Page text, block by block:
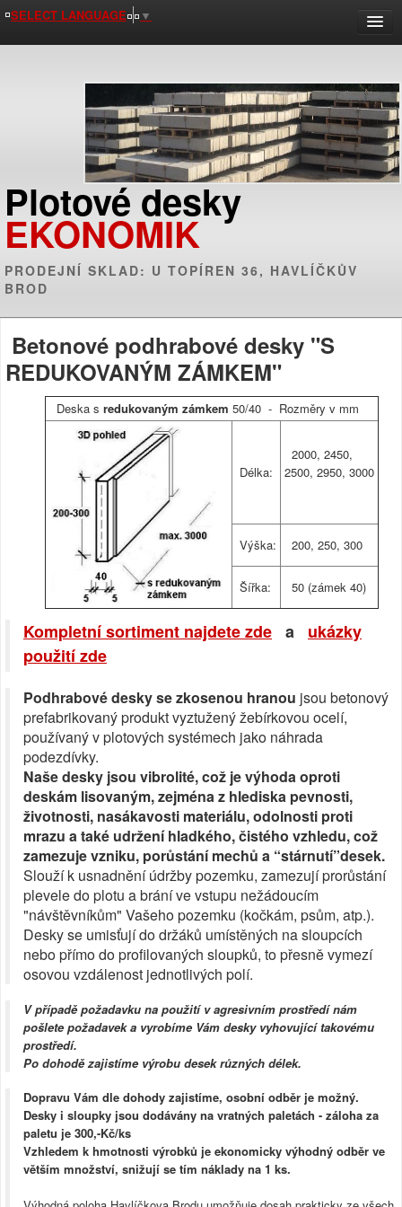
SELECT LANGUAGE ▼
MALOOBCHOD
KOMPLETNÍ SORTIMENT
FOTOGALERIE
KE STAŽENÍ
KONTAKTY
Plotové desky
EKONOMIK
PRODEJNÍ SKLAD: U TOPÍREN 36, HAVLÍČKŮV
BROD
Betonové podhrabové desky "S
REDUKOVANÝM ZÁMKEM"
Deska s redukovaným zámkem 50/40 - Rozměry v mm
Délka:
2000, 2450,
2500, 2950, 3000
Výška: 200, 250, 300
Šířka: 50 (zámek 40)
Kompletní sortiment najdete zde a ukázky
použití zde
Podhrabové desky se zkosenou hranou jsou betonový
prefabrikovaný produkt vyztužený žebírkovou ocelí,
používaný v plotových systémech jako náhrada
podezdívky.
Naše desky jsou vibrolité, což je výhoda oproti
deskám lisovaným, zejména z hlediska pevnosti,
životnosti, nasákavosti materiálu, odolnosti proti
mrazu a také udržení hladkého, čistého vzhledu, což
zamezuje vzniku, porůstání mechů a “stárnutí”desek.
Slouží k usnadnění údržby pozemku, zamezují prorůstání
plevele do plotu a brání ve vstupu nežádoucím
"návštěvníkům" Vašeho pozemku (kočkám, psům, atp.).
Desky se umisťují do držáků umístěných na sloupcích
nebo přímo do profilovaných sloupků, to přesně vymezí
osovou vzdálenost jednotlivých polí.
V případě požadavku na použití v agresivním prostředí nám
pošlete požadavek a vyrobíme Vám desky vyhovující takovému
prostředí.
Po dohodě zajistíme výrobu desek různých délek.
Dopravu Vám dle dohody zajistíme, osobní odběr je možný.
Desky i sloupky jsou dodávány na vratných paletách - záloha za
paletu je 300,-Kč/ks
Vzhledem k hmotnosti výrobků je ekonomicky výhodný odběr ve
větším množství, snižují se tím náklady na 1 ks.